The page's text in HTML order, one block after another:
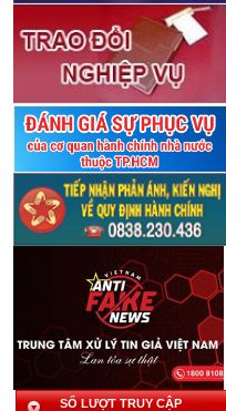
SỐ LƯỢT TRUY CẬP